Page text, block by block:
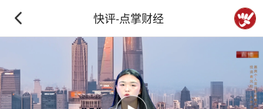
快评-点掌财经